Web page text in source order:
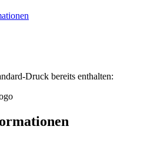
Druck bereits enthalten: